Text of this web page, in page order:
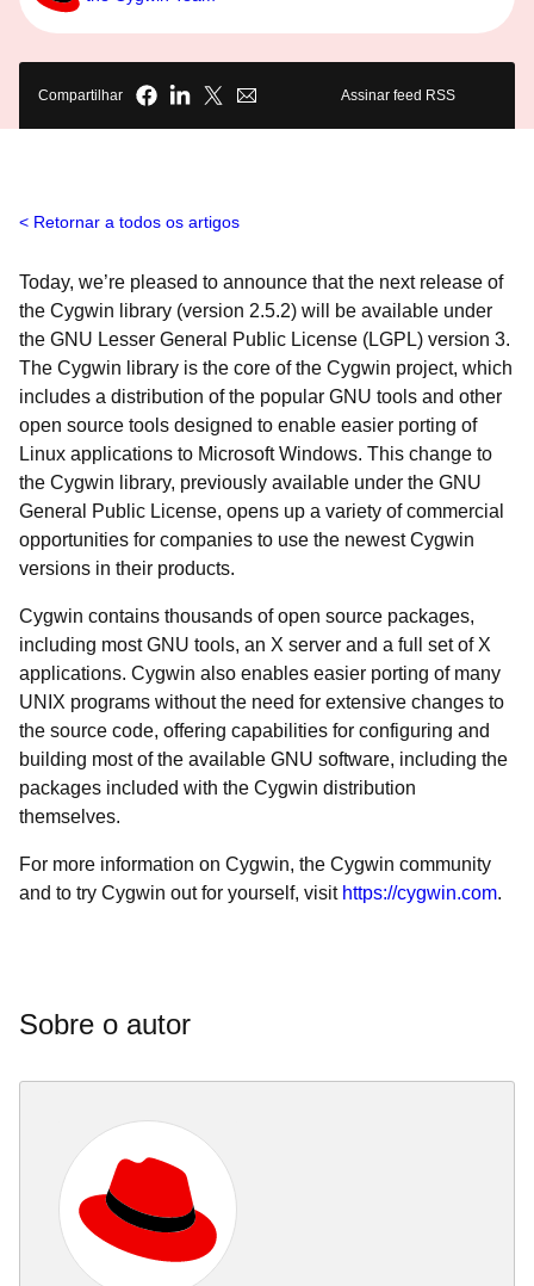
Compartilhar Assinar feed RSS
Retornar a todos os artigos
Today, we’re pleased to announce that the next release of
the Cygwin library (version 2.5.2) will be available under
the GNU Lesser General Public License (LGPL) version 3.
The Cygwin library is the core of the Cygwin project, which
includes a distribution of the popular GNU tools and other
open source tools designed to enable easier porting of
Linux applications to Microsoft Windows. This change to
the Cygwin library, previously available under the GNU
General Public License, opens up a variety of commercial
opportunities for companies to use the newest Cygwin
versions in their products.
Cygwin contains thousands of open source packages,
including most GNU tools, an X server and a full set of X
applications. Cygwin also enables easier porting of many
UNIX programs without the need for extensive changes to
the source code, offering capabilities for configuring and
building most of the available GNU software, including the
packages included with the Cygwin distribution
themselves.
For more information on Cygwin, the Cygwin community
and to try Cygwin out for yourself, visit https://cygwin.com.
Sobre o autor